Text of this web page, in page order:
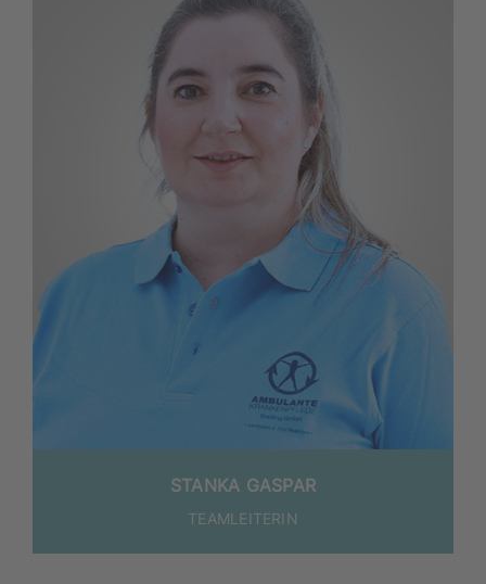
STANKA GASPAR
TEAMLEITERIN